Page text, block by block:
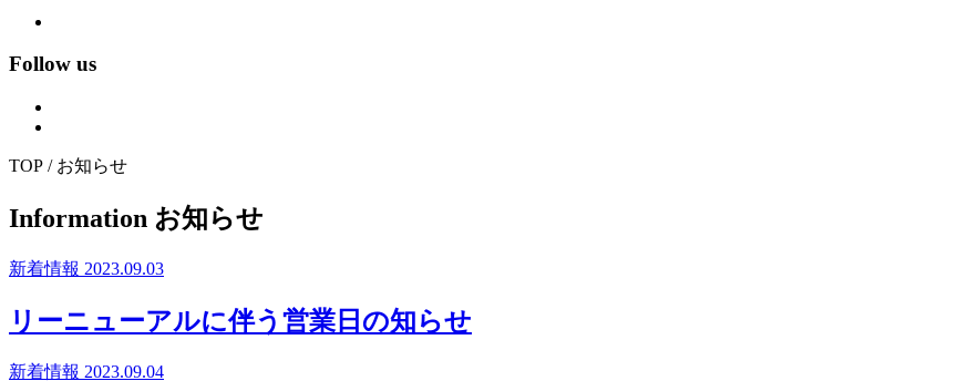
Follow us
TOP / お知らせ
Information お知らせ
新着情報 2023.09.03
リーニューアルに伴う営業日の知らせ
新着情報 2023.09.04